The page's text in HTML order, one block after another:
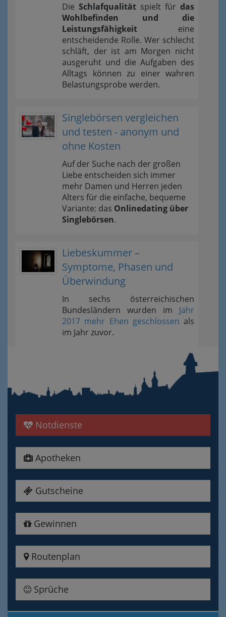
Die Schlafqualität spielt für das
Wohlbefinden und die
Leistungsfähigkeit eine
entscheidende Rolle. Wer schlecht
schläft, der ist am Morgen nicht
ausgeruht und die Aufgaben des
Alltags können zu einer wahren
Belastungsprobe werden.
Singlebörsen vergleichen
und testen - anonym und
ohne Kosten
Auf der Suche nach der großen
Liebe entscheiden sich immer
mehr Damen und Herren jeden
Alters für die einfache, bequeme
Variante: das Onlinedating über
Singlebörsen.
Liebeskummer –
Symptome, Phasen und
Überwindung
In sechs österreichischen
Bundesländern wurden im Jahr
2017 mehr Ehen geschlossen als
im Jahr zuvor.
Notdienste
Apotheken
Gutscheine
Gewinnen
Routenplan
Sprüche